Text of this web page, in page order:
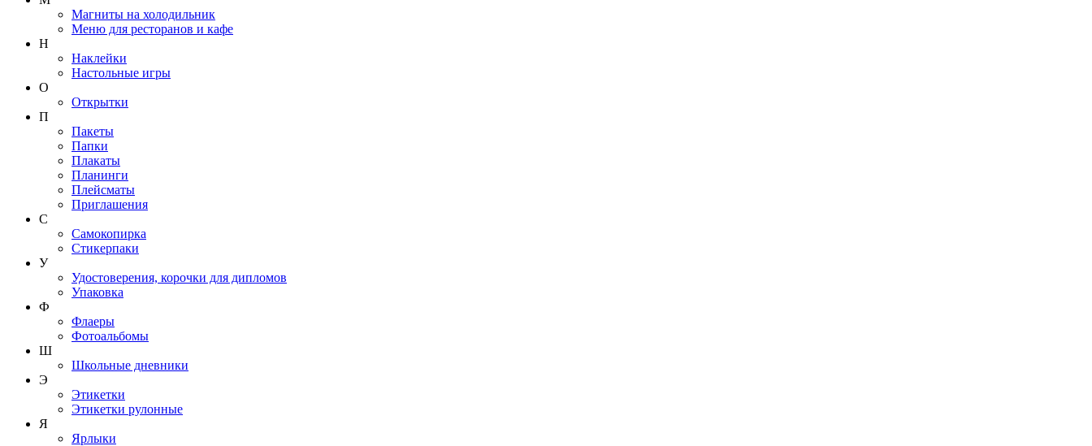
Магниты на холодильник
Меню для ресторанов и кафе
Н
Наклейки
Настольные игры
О
Открытки
П
Пакеты
Папки
Плакаты
Планинги
Плейсматы
Приглашения
С
Самокопирка
Стикерпаки
У
Удостоверения, корочки для дипломов
Упаковка
Ф
Флаеры
Фотоальбомы
Ш
Школьные дневники
Э
Этикетки
Этикетки рулонные
Я
Ярлыки